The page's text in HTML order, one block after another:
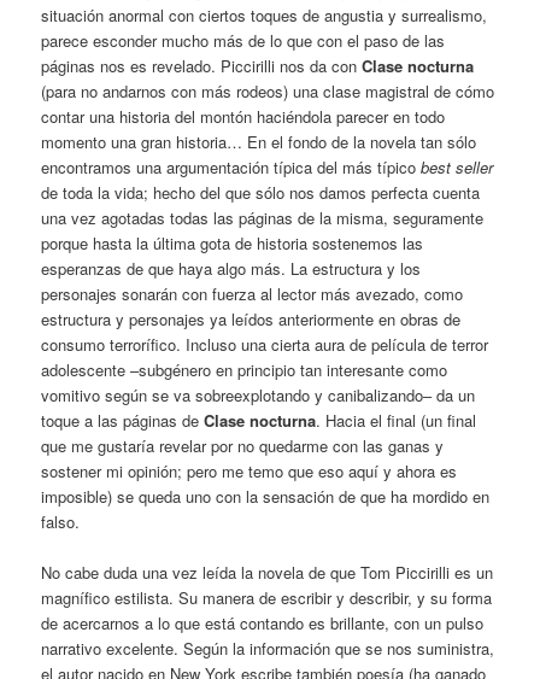
situación anormal con ciertos toques de angustia y surrealismo,
parece esconder mucho más de lo que con el paso de las
páginas nos es revelado. Piccirilli nos da conClase nocturna
(para no andarnos con más rodeos) una clase magistral de cómo
contar una historia del montón haciéndola parecer en todo
momento una gran historia… En el fondo de la novela tan sólo
encontramos una argumentación típica del más típicobest seller
de toda la vida; hecho del que sólo nos damos perfecta cuenta
una vez agotadas todas las páginas de la misma, seguramente
porque hasta la última gota de historia sostenemos las
esperanzas de que haya algo más. La estructura y los
personajes sonarán con fuerza al lector más avezado, como
estructura y personajes ya leídos anteriormente en obras de
consumo terrorífico. Incluso una cierta aura de película de terror
adolescente –subgénero en principio tan interesante como
vomitivo según se va sobreexplotando y canibalizando– da un
toque a las páginas deClase nocturna. Hacia el final (un final
que me gustaría revelar por no quedarme con las ganas y
sostener mi opinión; pero me temo que eso aquí y ahora es
imposible) se queda uno con la sensación de que ha mordido en
falso.
No cabe duda una vez leída la novela de que Tom Piccirilli es un
magnífico estilista. Su manera de escribir y describir, y su forma
de acercarnos a lo que está contando es brillante, con un pulso
narrativo excelente. Según la información que se nos suministra,
el autor nacido en New York escribe también poesía (ha ganado